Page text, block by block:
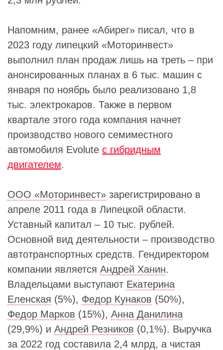
Напомним, ранее «Абирег» писал, что в
2023 году липецкий «Моторинвест»
выполнил план продаж лишь на треть – при
анонсированных планах в 6 тыс. машин с
января по ноябрь было реализовано 1,8
тыс. электрокаров. Также в первом
квартале этого года компания начнет
производство нового семиместного
автомобиля Evolute с гибридным
двигателем.
ООО «Моторинвест» зарегистрировано в
апреле 2011 года в Липецкой области.
Уставный капитал – 10 тыс. рублей.
Основной вид деятельности – производство
автотранспортных средств. Гендиректором
компании является Андрей Ханин.
Владельцами выступают Екатерина
Еленская (5%), Федор Кунаков (50%),
Федор Марков (15%), Анна Данилина
(29,9%) и Андрей Резников (0,1%). Выручка
за 2022 год составила 2,4 млрд, а чистая